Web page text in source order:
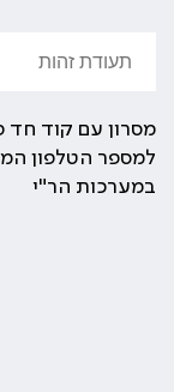
מסרון עם קוד חד
למספר הטלפון
במערכות הר"י